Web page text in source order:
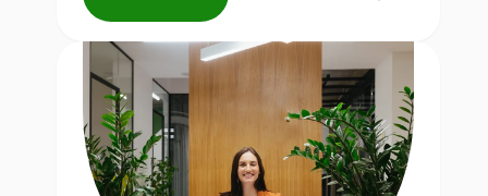
er niet alleen voor: je kunt rekenen
op de begeleiding van ervaren
collega’s.
Goede arbeidsvoorwaarden.
Denk aan een aantrekkelijk salaris,
vrije dagen (bij een fulltime